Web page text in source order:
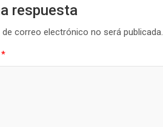
respuesta
de correo electrónico no será publicada.
*